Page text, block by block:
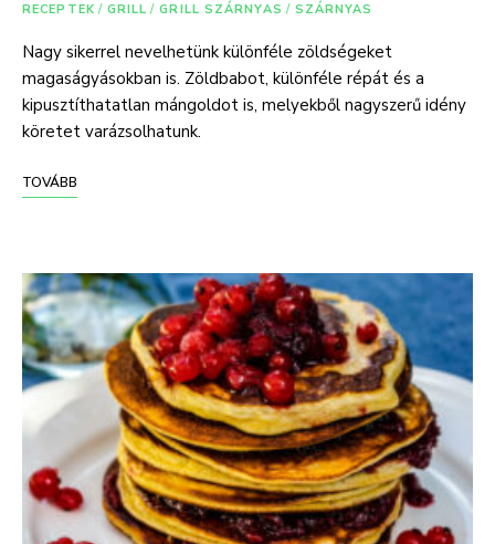
RECEPTEK / GRILL / GRILL SZÁRNYAS / SZÁRNYAS
Nagy sikerrel nevelhetünk különféle zöldségeket
magaságyásokban is. Zöldbabot, különféle répát és a
kipusztíthatatlan mángoldot is, melyekből nagyszerű idény
köretet varázsolhatunk.
TOVÁBB